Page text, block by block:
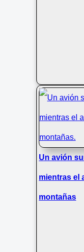
Un avión
mientras el
montañas